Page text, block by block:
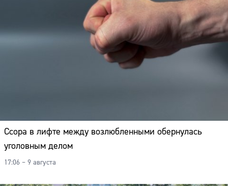
Ссора в лифте между возлюбленными обернулась
уголовным делом
17:06 – 9 августа